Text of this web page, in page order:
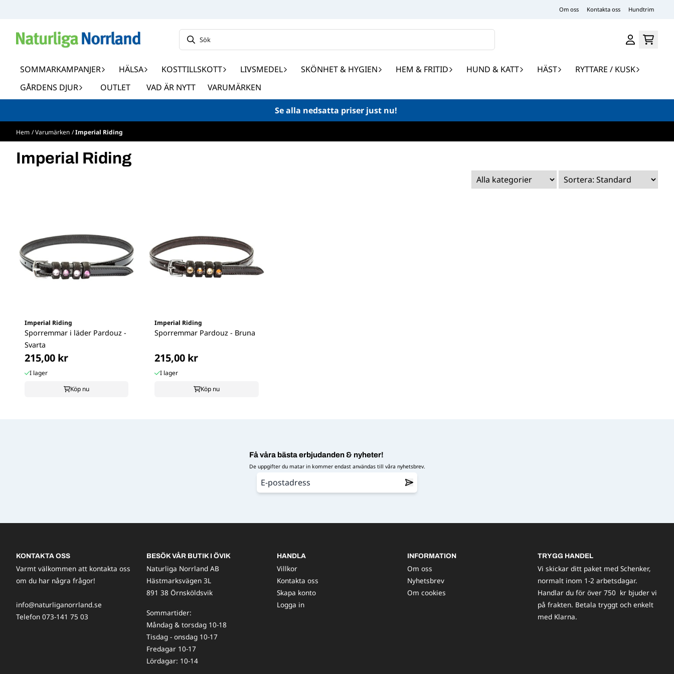
Om oss Kontakta oss Hundtrim
SOMMARKAMPANJER HÄLSA KOSTTILLSKOTT LIVSMEDEL SKÖNHET & HYGIEN HEM & FRITID HUND & KATT HÄST
RYTTARE / KUSK
GÅRDENS DJUR
OUTLET VAD ÄR NYTT VARUMÄRKEN
Se alla nedsatta priser just nu!
Hem /Varumärken /Imperial Riding
Imperial Riding
Imperial Riding
Sporremmar i läder Pardouz -
Svarta
215,00 kr
I lager
Köp nu
Imperial Riding
Sporremmar Pardouz - Bruna
215,00 kr
I lager
Köp nu
Få våra bästa erbjudanden & nyheter!
De uppgifter du matar in kommer endast användas till våra nyhetsbrev.
KONTAKTA OSS
Varmt välkommen att kontakta oss
om du har några frågor!
info@naturliganorrland.se
Telefon 073-141 75 03
BESÖK VÅR BUTIK I ÖVIK
Naturliga Norrland AB
Hästmarksvägen 3L
891 38 Örnsköldsvik
Sommartider:
Måndag & torsdag 10-18
Tisdag - onsdag 10-17
Fredagar 10-17
Lördagar: 10-14
HANDLA
Villkor
Kontakta oss
Skapa konto
Logga in
INFORMATION
Om oss
Nyhetsbrev
Om cookies
TRYGG HANDEL
Vi skickar ditt paket med Schenker,
normalt inom 1-2 arbetsdagar.
Handlar du för över 750 kr bjuder vi
på frakten. Betala tryggt och enkelt
med Klarna.